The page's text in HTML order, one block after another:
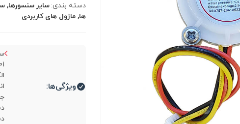
دسته بندی: سایر سنسورها,
ها, ماژول های کاربردی
ویژگی‌ها: